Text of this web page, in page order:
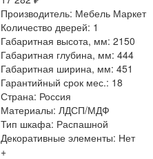
Производитель: Мебель Маркет
Количество дверей: 1
Габаритная высота, мм: 2150
Габаритная глубина, мм: 444
Габаритная ширина, мм: 451
Гарантийный срок мес.: 18
Страна: Россия
Материалы: ЛДСП/МДФ
Тип шкафа: Распашной
Декоративные элементы: Нет
+